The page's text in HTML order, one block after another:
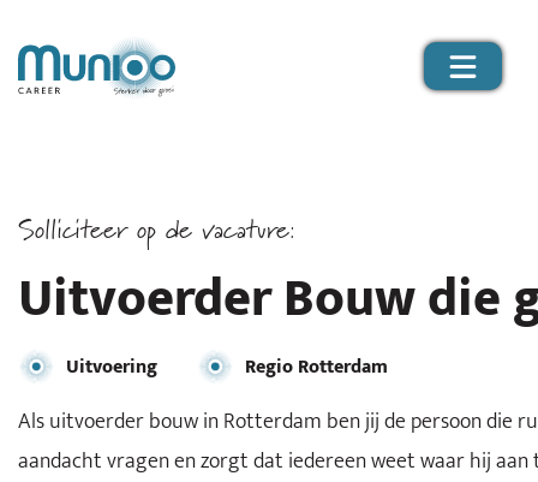
Solliciteer op de vacature:
Uitvoerder Bouw die
Uitvoering Regio Rotterdam
Als uitvoerder bouw in Rotterdam ben jij de persoon die
aandacht vragen en zorgt dat iedereen weet waar hij